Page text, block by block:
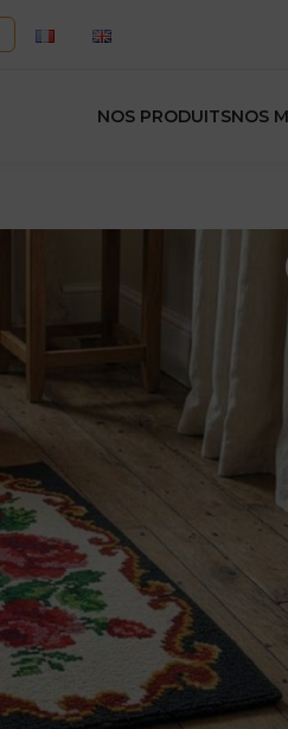
NOS PRODUITSNOS